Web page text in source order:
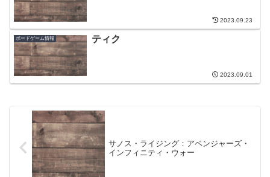
2023.09.23
ボードゲーム情報 ティク
2023.09.01
サノス・ライジング：アベンジャーズ・
インフィニティ・ウォー